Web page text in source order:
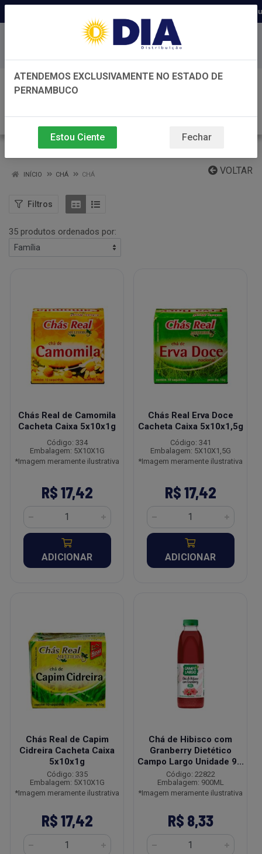
Distribuidora há 22 anos em Pernambuco ◆
Baixe já nosso APP
VOLTAR
INÍCIO CHÁ CHÁ
Filtros
35 produtos ordenados por:
Chás Real de Camomila
Cacheta Caixa 5x10x1g
Código: 334
Embalagem: 5X10X1G
*Imagem meramente ilustrativa
R$ 17,42
ADICIONAR
Chás Real Erva Doce
Cacheta Caixa 5x10x1,5g
Código: 341
Embalagem: 5X10X1,5G
*Imagem meramente ilustrativa
R$ 17,42
ADICIONAR
Chás Real de Capim
Cidreira Cacheta Caixa
5x10x1g
Código: 335
Embalagem: 5X10X1G
*Imagem meramente ilustrativa
R$ 17,42
Chá de Hibisco com
Granberry Dietético
Campo Largo Unidade 9...
Código: 22822
Embalagem: 900ML
*Imagem meramente ilustrativa
R$ 8,33
ATENDEMOS EXCLUSIVAMENTE NO ESTADO DE
PERNAMBUCO
Estou Ciente Fechar